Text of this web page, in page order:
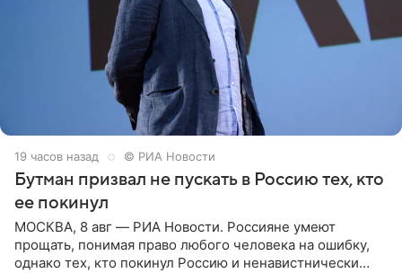
19 часов назад © РИА Новости
Бутман призвал не пускать в Россию тех, кто
ее покинул
МОСКВА, 8 авг — РИА Новости. Россияне умеют
прощать, понимая право любого человека на ошибку,
однако тех, кто покинул Россию и ненавистнически